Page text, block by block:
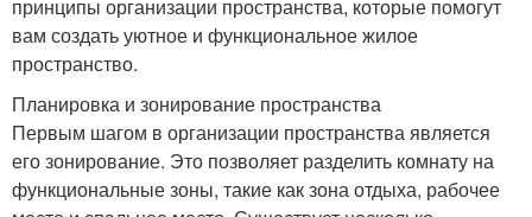
принципы организации пространства, которые помогут
вам создать уютное и функциональное жилое
пространство.
Планировка и зонирование пространства
Первым шагом в организации пространства является
его зонирование. Это позволяет разделить комнату на
функциональные зоны, такие как зона отдыха, рабочее